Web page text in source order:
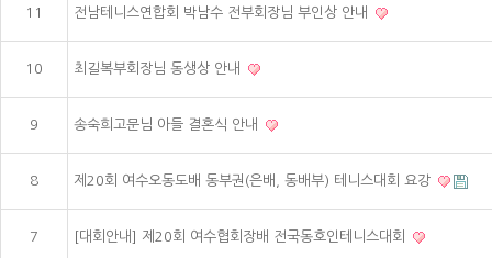
11 전남테니스연합회 박남수 전부회장님 부인상 안내
10 최길복부회장님 동생상 안내
9 송숙희고문님 아들 결혼식 안내
8 제20회 여수오동도배 동부권(은배, 동배부) 테니스대회 요강
7 [대회안내] 제20회 여수협회장배 전국동호인테니스대회